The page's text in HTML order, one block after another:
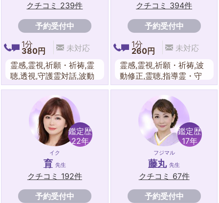
クチコミ 239件
予約受付中
1分
380円
未対応
霊感,霊視,祈願・祈祷,霊
聴,透視,守護霊対話,波動
修正,送念・思念伝達,霊
感タロット,オーラリーデ
ィング,エネルギーワー
ク,スピリチュアル,遠隔
ヒーリング,数秘術
クチコミ 394件
予約受付中
1分
260円
未対応
霊感,霊視,祈願・祈祷,波
動修正,霊聴,指導霊・守
護霊対話,気道術,送念・
思念伝達,数秘術,スピリ
チュアル,チャネリング.
遠隔ヒーリング,エネルギ
ーワーク,オーラリーディ
ング,チャクラ,ダウジン
グ,魔術,夢占い
鑑定歴
22年
イク
育 先生
クチコミ 192件
予約受付中
鑑定歴
17年
フジマル
藤丸 先生
クチコミ 67件
予約受付中